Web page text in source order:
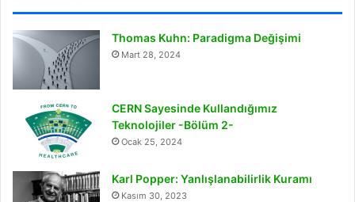
Thomas Kuhn: Paradigma Değişimi
Mart 28, 2024
CERN Sayesinde Kullandığımız
Teknolojiler -Bölüm 2-
Ocak 25, 2024
Karl Popper: Yanlışlanabilirlik Kuramı
Kasım 30, 2023